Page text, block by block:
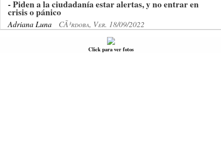
- Piden a la ciudadanía estar alertas, y no entrar en
crisis o pánico
Adriana Luna CÃ³rdoba, Ver. 18/09/2022
Click para ver fotos